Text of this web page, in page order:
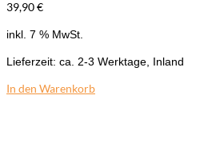
39,90€
inkl. 7 % MwSt.
Lieferzeit: ca. 2-3 Werktage, Inland
In den Warenkorb